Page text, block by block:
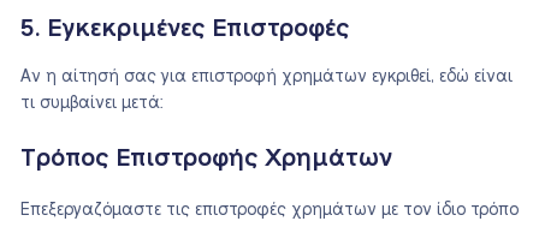
5. Εγκεκριμένες Επιστροφές
Αν η αίτησή σας για επιστροφή χρημάτων εγκριθεί, εδώ είναι
τι συμβαίνει μετά:
Τρόπος Επιστροφής Χρημάτων
Επεξεργαζόμαστε τις επιστροφές χρημάτων με τον ίδιο τρόπο